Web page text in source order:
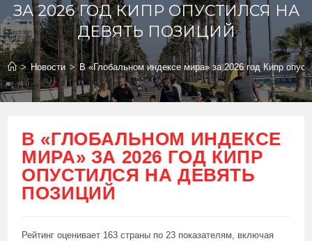
ЗА 2026 ГОД КИПР ОПУСТИЛСЯ НА
ДЕВЯТЬ ПОЗИЦИЙ
> Новости > В «Глобальном индексе мира» за 2026 год Кипр
В «ГЛОБАЛЬНОМ ИНДЕКСЕ
МИРА» ЗА 2026 ГОД КИПР
ОПУСТИЛСЯ НА ДЕВЯТЬ
ПОЗИЦИЙ
Рейтинг оценивает 163 страны по 23 показателям, включая